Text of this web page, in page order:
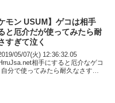
モン USUM】ゲコは相手
と厄介だが使ってみたら耐
すぎて泣く
05/07(火) 12:36:32.05
相手にすると厄介なゲコ
分で使ってみたら耐久なさすぎ